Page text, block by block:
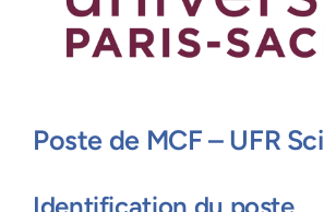
Poste de MCF – UFR